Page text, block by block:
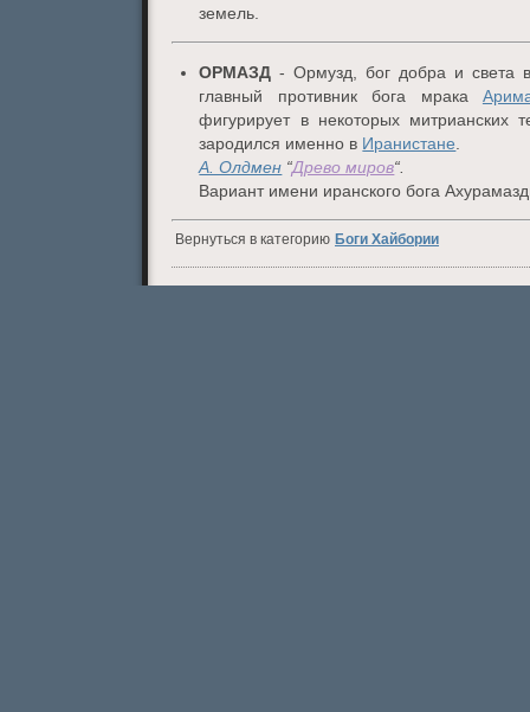
земель.
ОРМАЗД - Ормузд, бог добра и света
главный противник бога мрака
фигурирует в некоторых митрианских
зародился именно в Иранистане
А. Олдмен “Древо миров“.
Вариант имени иранского бога
Вернуться в категорию Боги Хайбории